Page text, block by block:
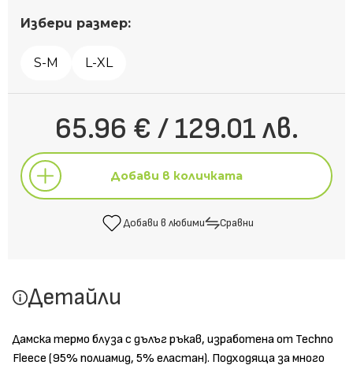
Избери размер:
S-M L-XL
65.96 € / 129.01 лв.
Добави в количката
Добави в любими Сравни
Детайли
Дамска термо блуза с дълъг ръкав, изработена от Techno
Fleece (95% полиамид, 5% еластан). Подходяща за много